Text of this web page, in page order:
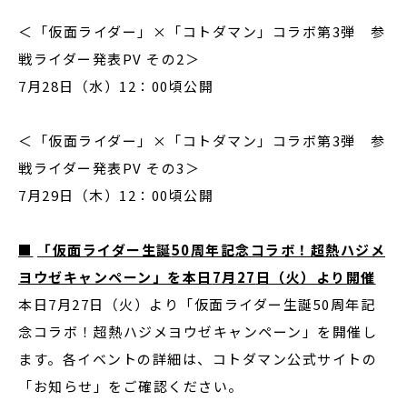
＜「仮面ライダー」×「コトダマン」コラボ第3弾 参
戦ライダー発表PV その2＞
7月28日（水）12：00頃公開
＜「仮面ライダー」×「コトダマン」コラボ第3弾 参
戦ライダー発表PV その3＞
7月29日（木）12：00頃公開
■ 「仮面ライダー生誕50周年記念コラボ！超熱ハジメ
ヨウゼキャンペーン」を本日 7月 27 日（火）より開催
本日7月27日（火）より「仮面ライダー生誕50周年記
念コラボ！超熱ハジメヨウゼキャンペーン」を開催し
ます。各イベントの詳細は、コトダマン公式サイトの
「お知らせ」をご確認ください。